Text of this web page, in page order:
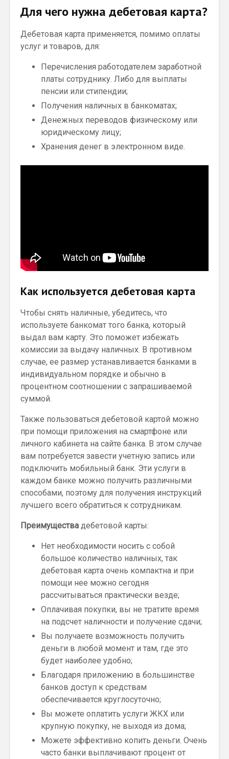
Для чего нужна дебетовая карта?
Дебетовая карта применяется, помимо оплаты
услуг и товаров, для:
Перечисления работодателем заработной
платы сотруднику. Либо для выплаты
пенсии или стипендии;
Получения наличных в банкоматах;
Денежных переводов физическому или
юридическому лицу;
Хранения денег в электронном виде.
Как используется дебетовая карта
Чтобы снять наличные, убедитесь, что
используете банкомат того банка, который
выдал вам карту. Это поможет избежать
комиссии за выдачу наличных. В противном
случае, ее размер устанавливается банками в
индивидуальном порядке и обычно в
процентном соотношении с запрашиваемой
суммой.
Также пользоваться дебетовой картой можно
при помощи приложения на смартфоне или
личного кабинета на сайте банка. В этом случае
вам потребуется завести учетную запись или
подключить мобильный банк. Эти услуги в
каждом банке можно получить различными
способами, поэтому для получения инструкций
лучшего всего обратиться к сотрудникам.
Преимущества дебетовой карты:
Нет необходимости носить с собой
большое количество наличных, так
дебетовая карта очень компактна и при
помощи нее можно сегодня
рассчитываться практически везде;
Оплачивая покупки, вы не тратите время
на подсчет наличности и получение сдачи;
Вы получаете возможность получить
деньги в любой момент и там, где это
будет наиболее удобно;
Благодаря приложению в большинстве
банков доступ к средствам
обеспечивается круглосуточно;
Вы можете оплатить услуги ЖКХ или
крупную покупку, не выходя из дома;
Можете эффективно копить деньги. Очень
часто банки выплачивают процент от